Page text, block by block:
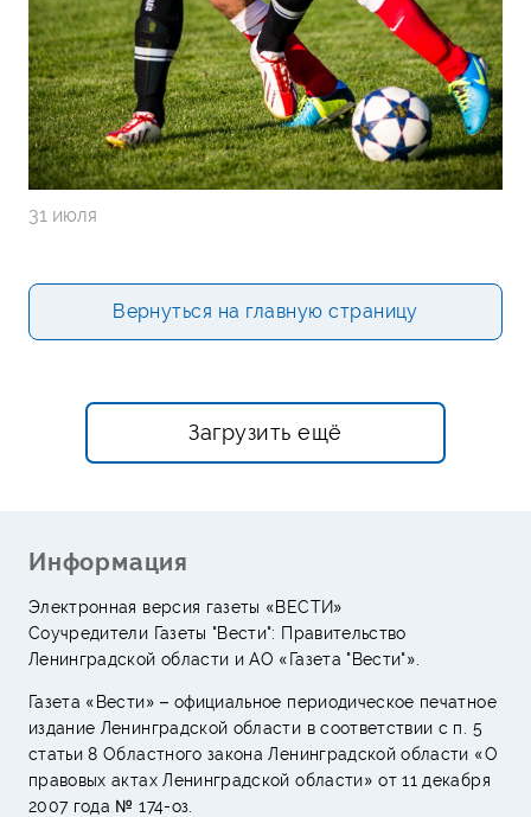
31 июля
Вернуться на главную страницу
Загрузить ещё
Информация
Электронная версия газеты «ВЕСТИ»
Соучредители Газеты "Вести": Правительство
Ленинградской области и АО «Газета "Вести"».
Газета «Вести» – официальное периодическое печатное
издание Ленинградской области в соответствии с п. 5
статьи 8 Областного закона Ленинградской области «О
правовых актах Ленинградской области» от 11 декабря
2007 года № 174-оз.